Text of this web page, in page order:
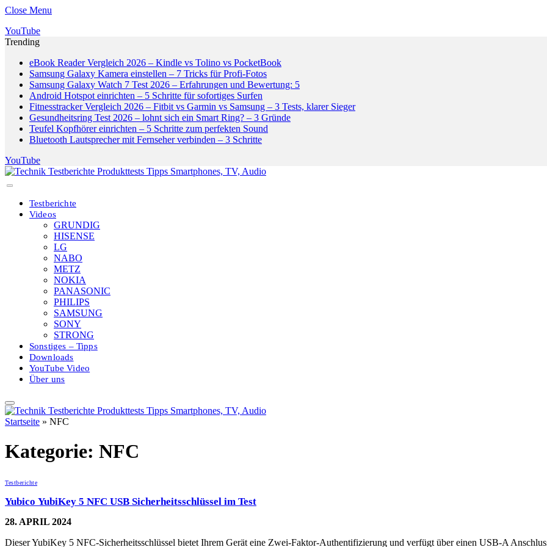
Close Menu
YouTube
Trending
eBook Reader Vergleich 2026 – Kindle vs Tolino vs PocketBook
Samsung Galaxy Kamera einstellen – 7 Tricks für Profi-Fotos
Samsung Galaxy Watch 7 Test 2026 – Erfahrungen und Bewertung: 5
Android Hotspot einrichten – 5 Schritte für sofortiges Surfen
Fitnesstracker Vergleich 2026 – Fitbit vs Garmin vs Samsung – 3 Tests, klarer Sieger
Gesundheitsring Test 2026 – lohnt sich ein Smart Ring? – 3 Gründe
Teufel Kopfhörer einrichten – 5 Schritte zum perfekten Sound
Bluetooth Lautsprecher mit Fernseher verbinden – 3 Schritte
YouTube
Testberichte
Videos
GRUNDIG
HISENSE
LG
NABO
METZ
NOKIA
PANASONIC
PHILIPS
SAMSUNG
SONY
STRONG
Sonstiges – Tipps
Downloads
YouTube Video
Über uns
Startseite » NFC
Kategorie: NFC
Testberichte
Yubico YubiKey 5 NFC USB Sicherheitsschlüssel im Test
28. APRIL 2024
Dieser YubiKey 5 NFC-Sicherheitsschlüssel bietet Ihrem Gerät eine Zwei-Faktor-Authentifizierung und verfügt über einen USB-A